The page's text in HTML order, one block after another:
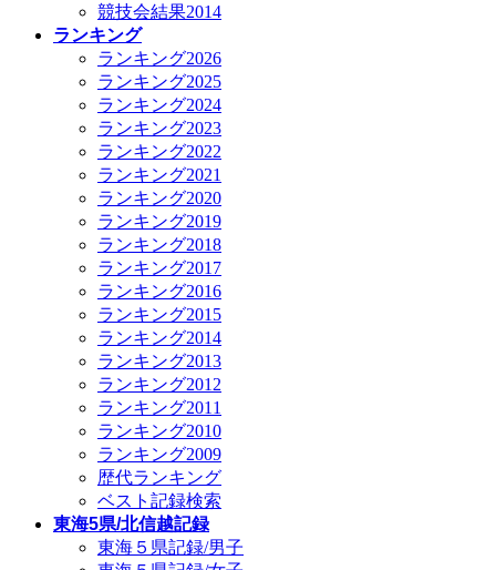
競技会結果2014
ランキング
ランキング2026
ランキング2025
ランキング2024
ランキング2023
ランキング2022
ランキング2021
ランキング2020
ランキング2019
ランキング2018
ランキング2017
ランキング2016
ランキング2015
ランキング2014
ランキング2013
ランキング2012
ランキング2011
ランキング2010
ランキング2009
歴代ランキング
ベスト記録検索
東海5県/北信越記録
東海５県記録/男子